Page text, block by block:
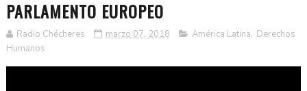
PARLAMENTO EUROPEO
Radio Chécheres marzo 07, 2018 América Latina, Derechos
Humanos